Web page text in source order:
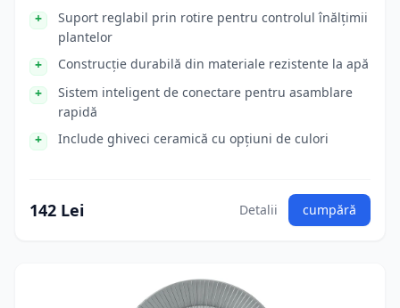
Suport reglabil prin rotire pentru controlul înălțimii
plantelor
Construcție durabilă din materiale rezistente la apă
Sistem inteligent de conectare pentru asamblare
rapidă
Include ghiveci ceramică cu opțiuni de culori
142 Lei Detalii cumpără